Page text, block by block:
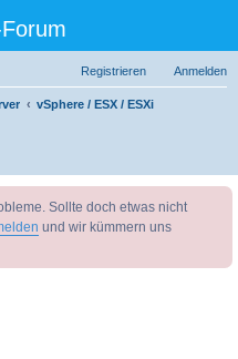
Anmelden
Registrieren
vSphere / ESX / ESXi
uc
Sollte doch etwas nicht
und wir kümmern uns